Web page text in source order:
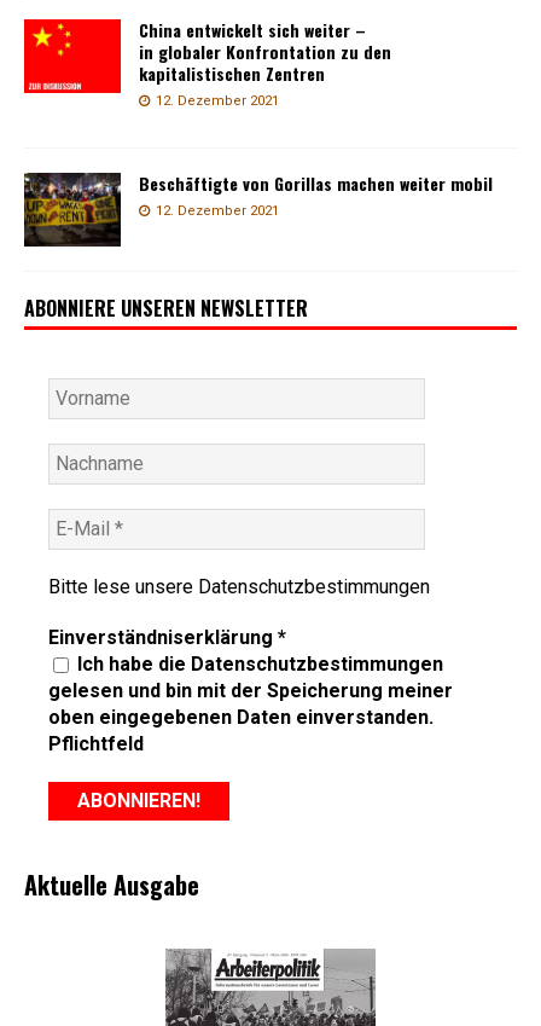
China entwickelt sich weiter –
in globaler Konfrontation zu den
kapitalistischen Zentren
12. Dezember 2021
Beschäftigte von Gorillas machen weiter mobil
12. Dezember 2021
ABONNIERE UNSEREN NEWSLETTER
Bitte lese unsere Datenschutzbestimmungen
Einverständniserklärung *
Ich habe die Datenschutzbestimmungen
gelesen und bin mit der Speicherung meiner
oben eingegebenen Daten einverstanden.
Pflichtfeld
Aktuelle Ausgabe